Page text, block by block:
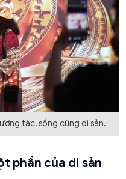
tác, sống cùng di sản.
phần của di sản